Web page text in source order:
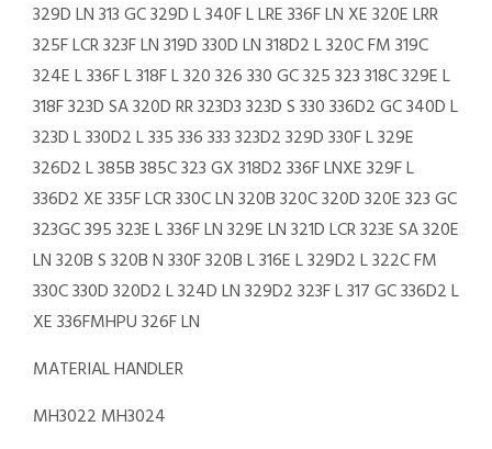
329D LN 313 GC 329D L 340F L LRE 336F LN XE 320E LRR
325F LCR 323F LN 319D 330D LN 318D2 L 320C FM 319C
324E L 336F L 318F L 320 326 330 GC 325 323 318C 329E L
318F 323D SA 320D RR 323D3 323D S 330 336D2 GC 340D L
323D L 330D2 L 335 336 333 323D2 329D 330F L 329E
326D2 L 385B 385C 323 GX 318D2 336F LNXE 329F L
336D2 XE 335F LCR 330C LN 320B 320C 320D 320E 323 GC
323GC 395 323E L 336F LN 329E LN 321D LCR 323E SA 320E
LN 320B S 320B N 330F 320B L 316E L 329D2 L 322C FM
330C 330D 320D2 L 324D LN 329D2 323F L 317 GC 336D2 L
XE 336FMHPU 326F LN
MATERIAL HANDLER
MH3022 MH3024